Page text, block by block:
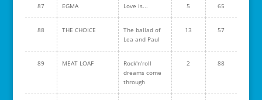
87 EGMA Love is... 5 65
88 THE CHOICE
The ballad of
Lea and Paul
13 57
89 MEAT LOAF
Rock'n'roll
dreams come
through
2 88